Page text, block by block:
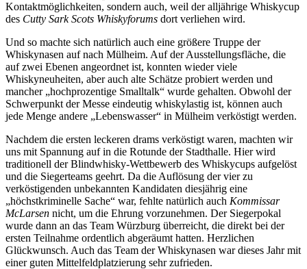
Kontaktmöglichkeiten, sondern auch, weil der alljährige Whiskycup
des Cutty Sark Scots Whiskyforums dort verliehen wird.
Und so machte sich natürlich auch eine größere Truppe der
Whiskynasen auf nach Mülheim. Auf der Ausstellungsfläche, die
auf zwei Ebenen angeordnet ist, konnten wieder viele
Whiskyneuheiten, aber auch alte Schätze probiert werden und
mancher „hochprozentige Smalltalk“ wurde gehalten. Obwohl der
Schwerpunkt der Messe eindeutig whiskylastig ist, können auch
jede Menge andere „Lebenswasser“ in Mülheim verköstigt werden.
Nachdem die ersten leckeren drams verköstigt waren, machten wir
uns mit Spannung auf in die Rotunde der Stadthalle. Hier wird
traditionell der Blindwhisky-Wettbewerb des Whiskycups aufgelöst
und die Siegerteams geehrt. Da die Auflösung der vier zu
verköstigenden unbekannten Kandidaten diesjährig eine
„höchstkriminelle Sache“ war, fehlte natürlich auch Kommissar
McLarsen nicht, um die Ehrung vorzunehmen. Der Siegerpokal
wurde dann an das Team Würzburg überreicht, die direkt bei der
ersten Teilnahme ordentlich abgeräumt hatten. Herzlichen
Glückwunsch. Auch das Team der Whiskynasen war dieses Jahr mit
einer guten Mittelfeldplatzierung sehr zufrieden.